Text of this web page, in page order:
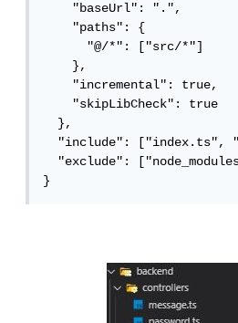
    "baseUrl": ".",
    "paths": {
      "@/*": ["src/*"]
    },
    "incremental": true,
    "skipLibCheck": true
  },
  "include": ["index.ts", "**/*.ts"],
  "exclude": ["node_modules"]
}